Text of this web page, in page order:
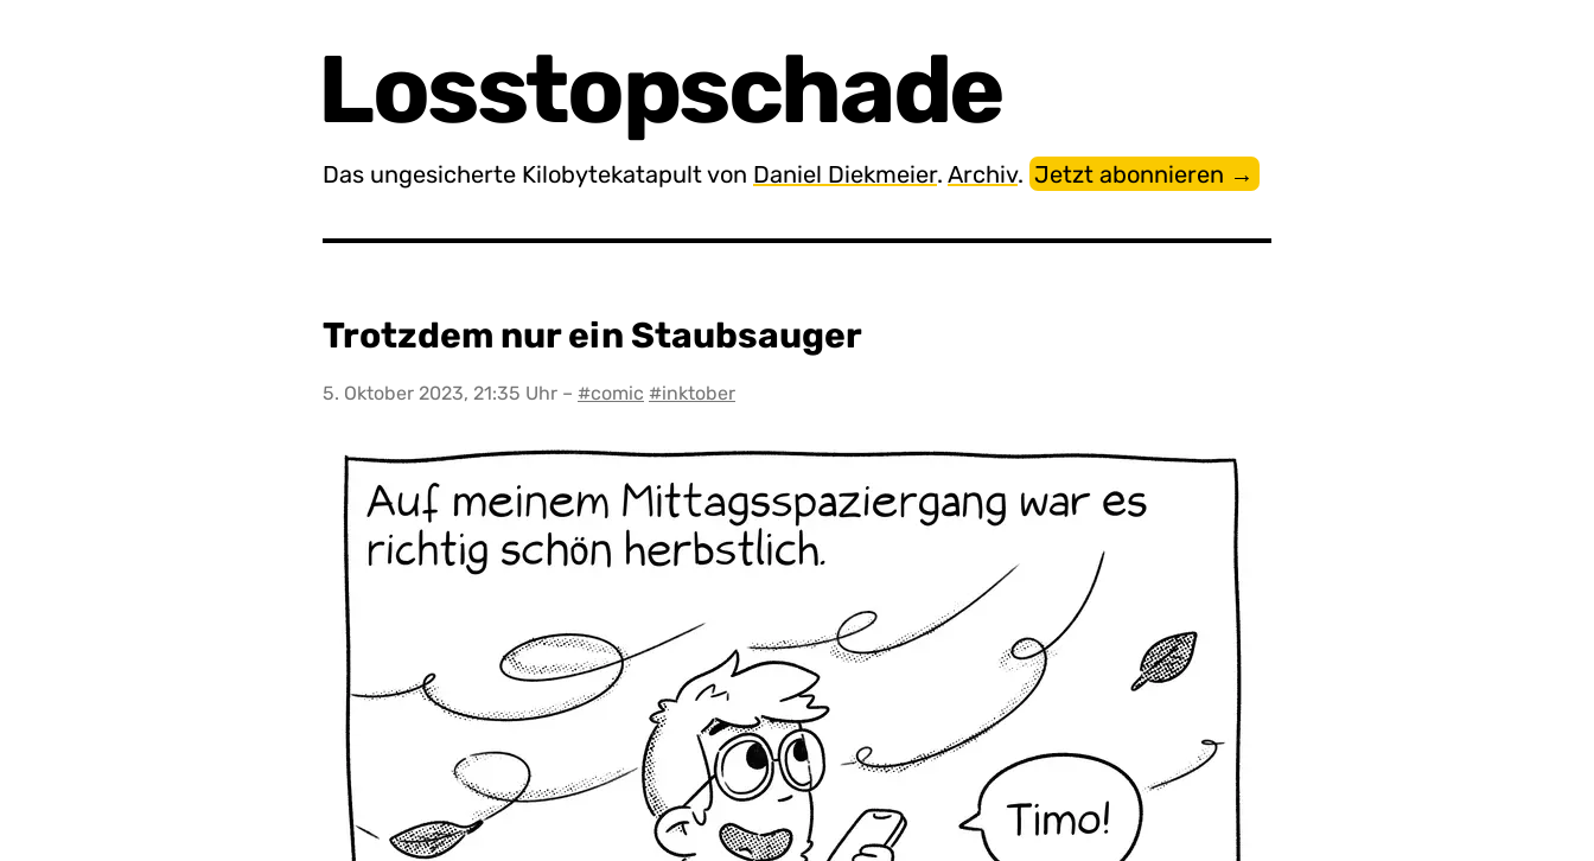
Losstopschade
Das ungesicherte Kilobytekatapult von Daniel Diekmeier. Archiv. Jetzt abonnieren →
Trotzdem nur ein Staubsauger
5. Oktober 2023, 21:35 Uhr – #comic #inktober